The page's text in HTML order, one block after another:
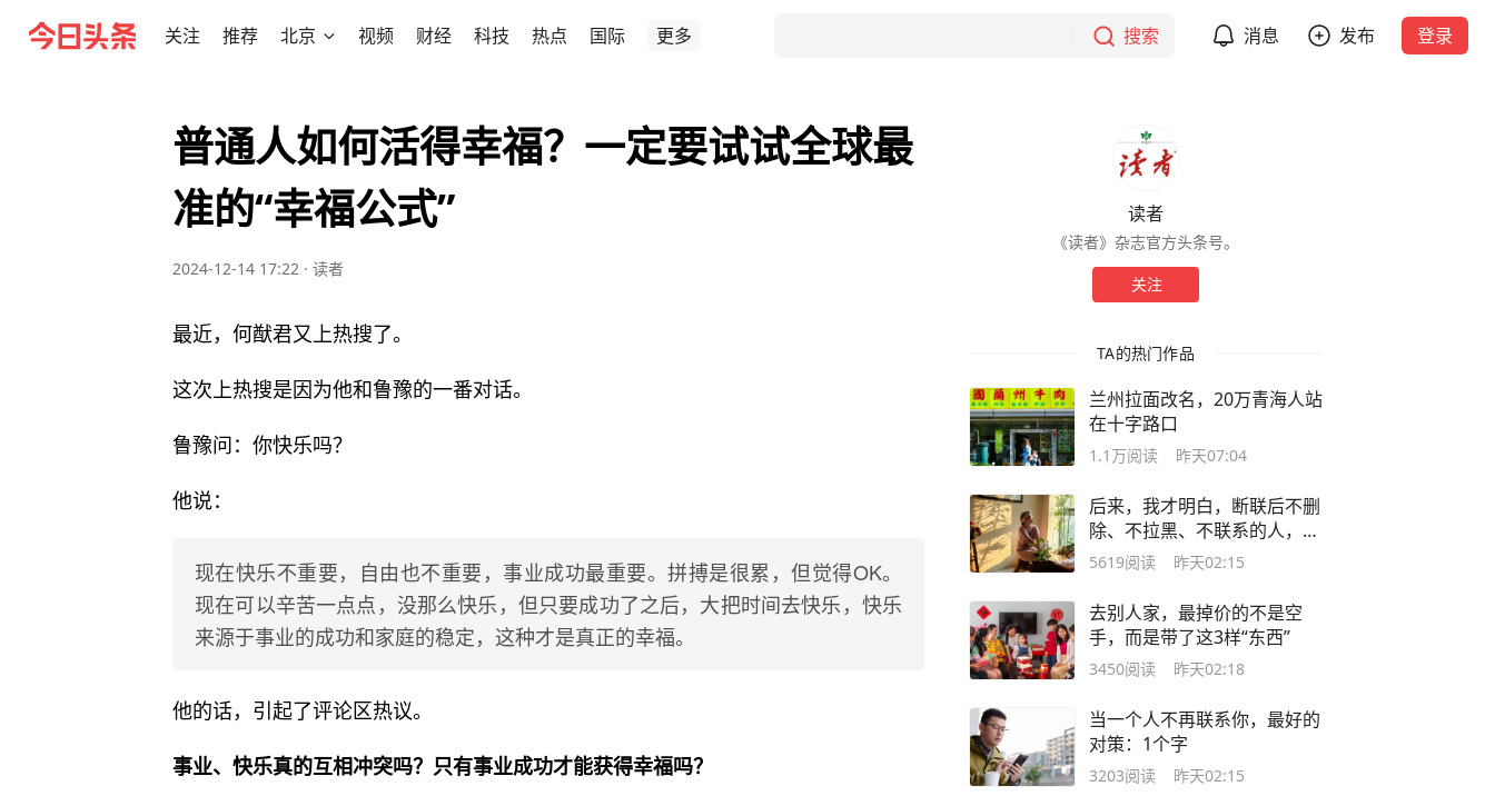
关注 推荐 北京 视频 财经 科技 热点 国际 更多 搜索 消息 发布 登录
普通人如何活得幸福？一定要试试全球最
准的“幸福公式”
2024-12-14 17:22 · 读者
最近，何猷君又上热搜了。
这次上热搜是因为他和鲁豫的一番对话。
鲁豫问：你快乐吗？
他说：
现在快乐不重要，自由也不重要，事业成功最重要。拼搏是很累，但觉得OK。
现在可以辛苦一点点，没那么快乐，但只要成功了之后，大把时间去快乐，快乐
来源于事业的成功和家庭的稳定，这种才是真正的幸福。
他的话，引起了评论区热议。
事业、快乐真的互相冲突吗？只有事业成功才能获得幸福吗？
读者
《读者》杂志官方头条号。
关注
TA的热门作品
兰州拉面改名，20万青海人站
在十字路口
1.1万阅读 昨天07:04
后来，我才明白，断联后不删
除、不拉黑、不联系的人，不
是在等对方回头，而是在等自
5619阅读 昨天02:15
去别人家，最掉价的不是空
手，而是带了这3样“东西”
3450阅读 昨天02:18
当一个人不再联系你，最好的
对策：1个字
3203阅读 昨天02:15